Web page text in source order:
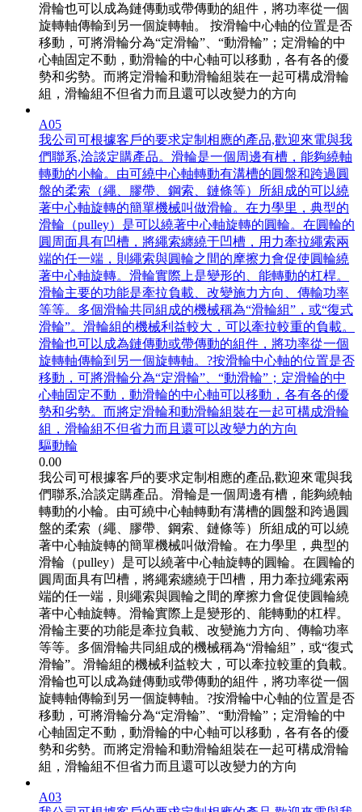
滑輪也可以成為鏈傳動或帶傳動的組件，將功率從一個
旋轉軸傳輸到另一個旋轉軸。 按滑輪中心軸的位置是否
移動，可將滑輪分為“定滑輪”、“動滑輪”；定滑輪的中
心軸固定不動，動滑輪的中心軸可以移動，各有各的優
勢和劣勢。而將定滑輪和動滑輪組裝在一起可構成滑輪
組，滑輪組不但省力而且還可以改變力的方向
A05
我公司可根據客戶的要求定制相應的產品,歡迎來電與我
們聯系,洽談定購產品。滑輪是一個周邊有槽，能夠繞軸
轉動的小輪。由可繞中心軸轉動有溝槽的圓盤和跨過圓
盤的柔索（繩、膠帶、鋼索、鏈條等）所組成的可以繞
著中心軸旋轉的簡單機械叫做滑輪。在力學里，典型的
滑輪（pulley）是可以繞著中心軸旋轉的圓輪。在圓輪的
圓周面具有凹槽，將繩索纏繞于凹槽，用力牽拉繩索兩
端的任一端，則繩索與圓輪之間的摩擦力會促使圓輪繞
著中心軸旋轉。滑輪實際上是變形的、能轉動的杠桿。
滑輪主要的功能是牽拉負載、改變施力方向、傳輸功率
等等。多個滑輪共同組成的機械稱為“滑輪組”，或“復式
滑輪”。滑輪組的機械利益較大，可以牽拉較重的負載。
滑輪也可以成為鏈傳動或帶傳動的組件，將功率從一個
旋轉軸傳輸到另一個旋轉軸。?按滑輪中心軸的位置是否
移動，可將滑輪分為“定滑輪”、“動滑輪”；定滑輪的中
心軸固定不動，動滑輪的中心軸可以移動，各有各的優
勢和劣勢。而將定滑輪和動滑輪組裝在一起可構成滑輪
組，滑輪組不但省力而且還可以改變力的方向
驅動輪
0.00
我公司可根據客戶的要求定制相應的產品,歡迎來電與我
們聯系,洽談定購產品。滑輪是一個周邊有槽，能夠繞軸
轉動的小輪。由可繞中心軸轉動有溝槽的圓盤和跨過圓
盤的柔索（繩、膠帶、鋼索、鏈條等）所組成的可以繞
著中心軸旋轉的簡單機械叫做滑輪。在力學里，典型的
滑輪（pulley）是可以繞著中心軸旋轉的圓輪。在圓輪的
圓周面具有凹槽，將繩索纏繞于凹槽，用力牽拉繩索兩
端的任一端，則繩索與圓輪之間的摩擦力會促使圓輪繞
著中心軸旋轉。滑輪實際上是變形的、能轉動的杠桿。
滑輪主要的功能是牽拉負載、改變施力方向、傳輸功率
等等。多個滑輪共同組成的機械稱為“滑輪組”，或“復式
滑輪”。滑輪組的機械利益較大，可以牽拉較重的負載。
滑輪也可以成為鏈傳動或帶傳動的組件，將功率從一個
旋轉軸傳輸到另一個旋轉軸。?按滑輪中心軸的位置是否
移動，可將滑輪分為“定滑輪”、“動滑輪”；定滑輪的中
心軸固定不動，動滑輪的中心軸可以移動，各有各的優
勢和劣勢。而將定滑輪和動滑輪組裝在一起可構成滑輪
組，滑輪組不但省力而且還可以改變力的方向
A03